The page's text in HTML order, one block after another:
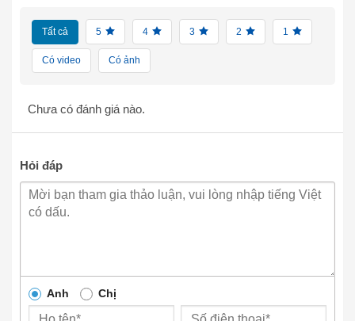
Tất cả 5 4 3 2 1
Có video Có ảnh
Chưa có đánh giá nào.
Hỏi đáp
Anh Chị